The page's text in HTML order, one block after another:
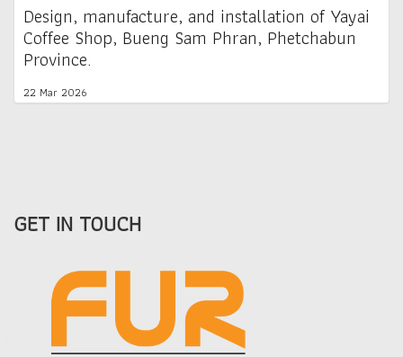
Design, manufacture, and installation of Yayai
Coffee Shop, Bueng Sam Phran, Phetchabun
Province.
22 Mar 2026
GET IN TOUCH